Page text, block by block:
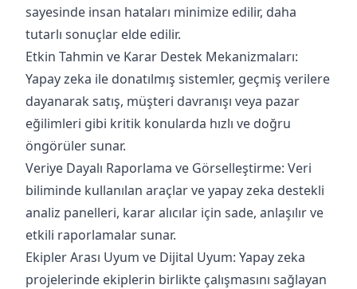
sayesinde insan hataları minimize edilir, daha
tutarlı sonuçlar elde edilir.
Etkin Tahmin ve Karar Destek Mekanizmaları:
Yapay zeka ile donatılmış sistemler, geçmiş verilere
dayanarak satış, müşteri davranışı veya pazar
eğilimleri gibi kritik konularda hızlı ve doğru
öngörüler sunar.
Veriye Dayalı Raporlama ve Görselleştirme: Veri
biliminde kullanılan araçlar ve yapay zeka destekli
analiz panelleri, karar alıcılar için sade, anlaşılır ve
etkili raporlamalar sunar.
Ekipler Arası Uyum ve Dijital Uyum: Yapay zeka
projelerinde ekiplerin birlikte çalışmasını sağlayan